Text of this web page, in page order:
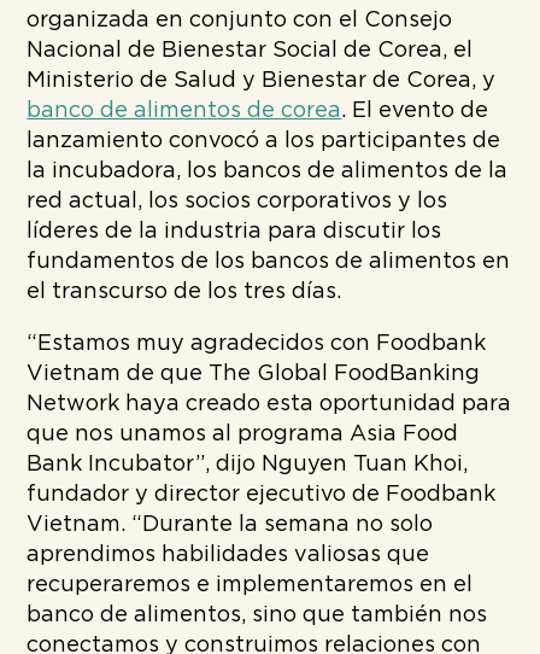
organizada en conjunto con el Consejo
Nacional de Bienestar Social de Corea, el
Ministerio de Salud y Bienestar de Corea, y
banco de alimentos de corea. El evento de
lanzamiento convocó a los participantes de
la incubadora, los bancos de alimentos de la
red actual, los socios corporativos y los
líderes de la industria para discutir los
fundamentos de los bancos de alimentos en
el transcurso de los tres días.
“Estamos muy agradecidos con Foodbank
Vietnam de que The Global FoodBanking
Network haya creado esta oportunidad para
que nos unamos al programa Asia Food
Bank Incubator”, dijo Nguyen Tuan Khoi,
fundador y director ejecutivo de Foodbank
Vietnam. “Durante la semana no solo
aprendimos habilidades valiosas que
recuperaremos e implementaremos en el
banco de alimentos, sino que también nos
conectamos y construimos relaciones con